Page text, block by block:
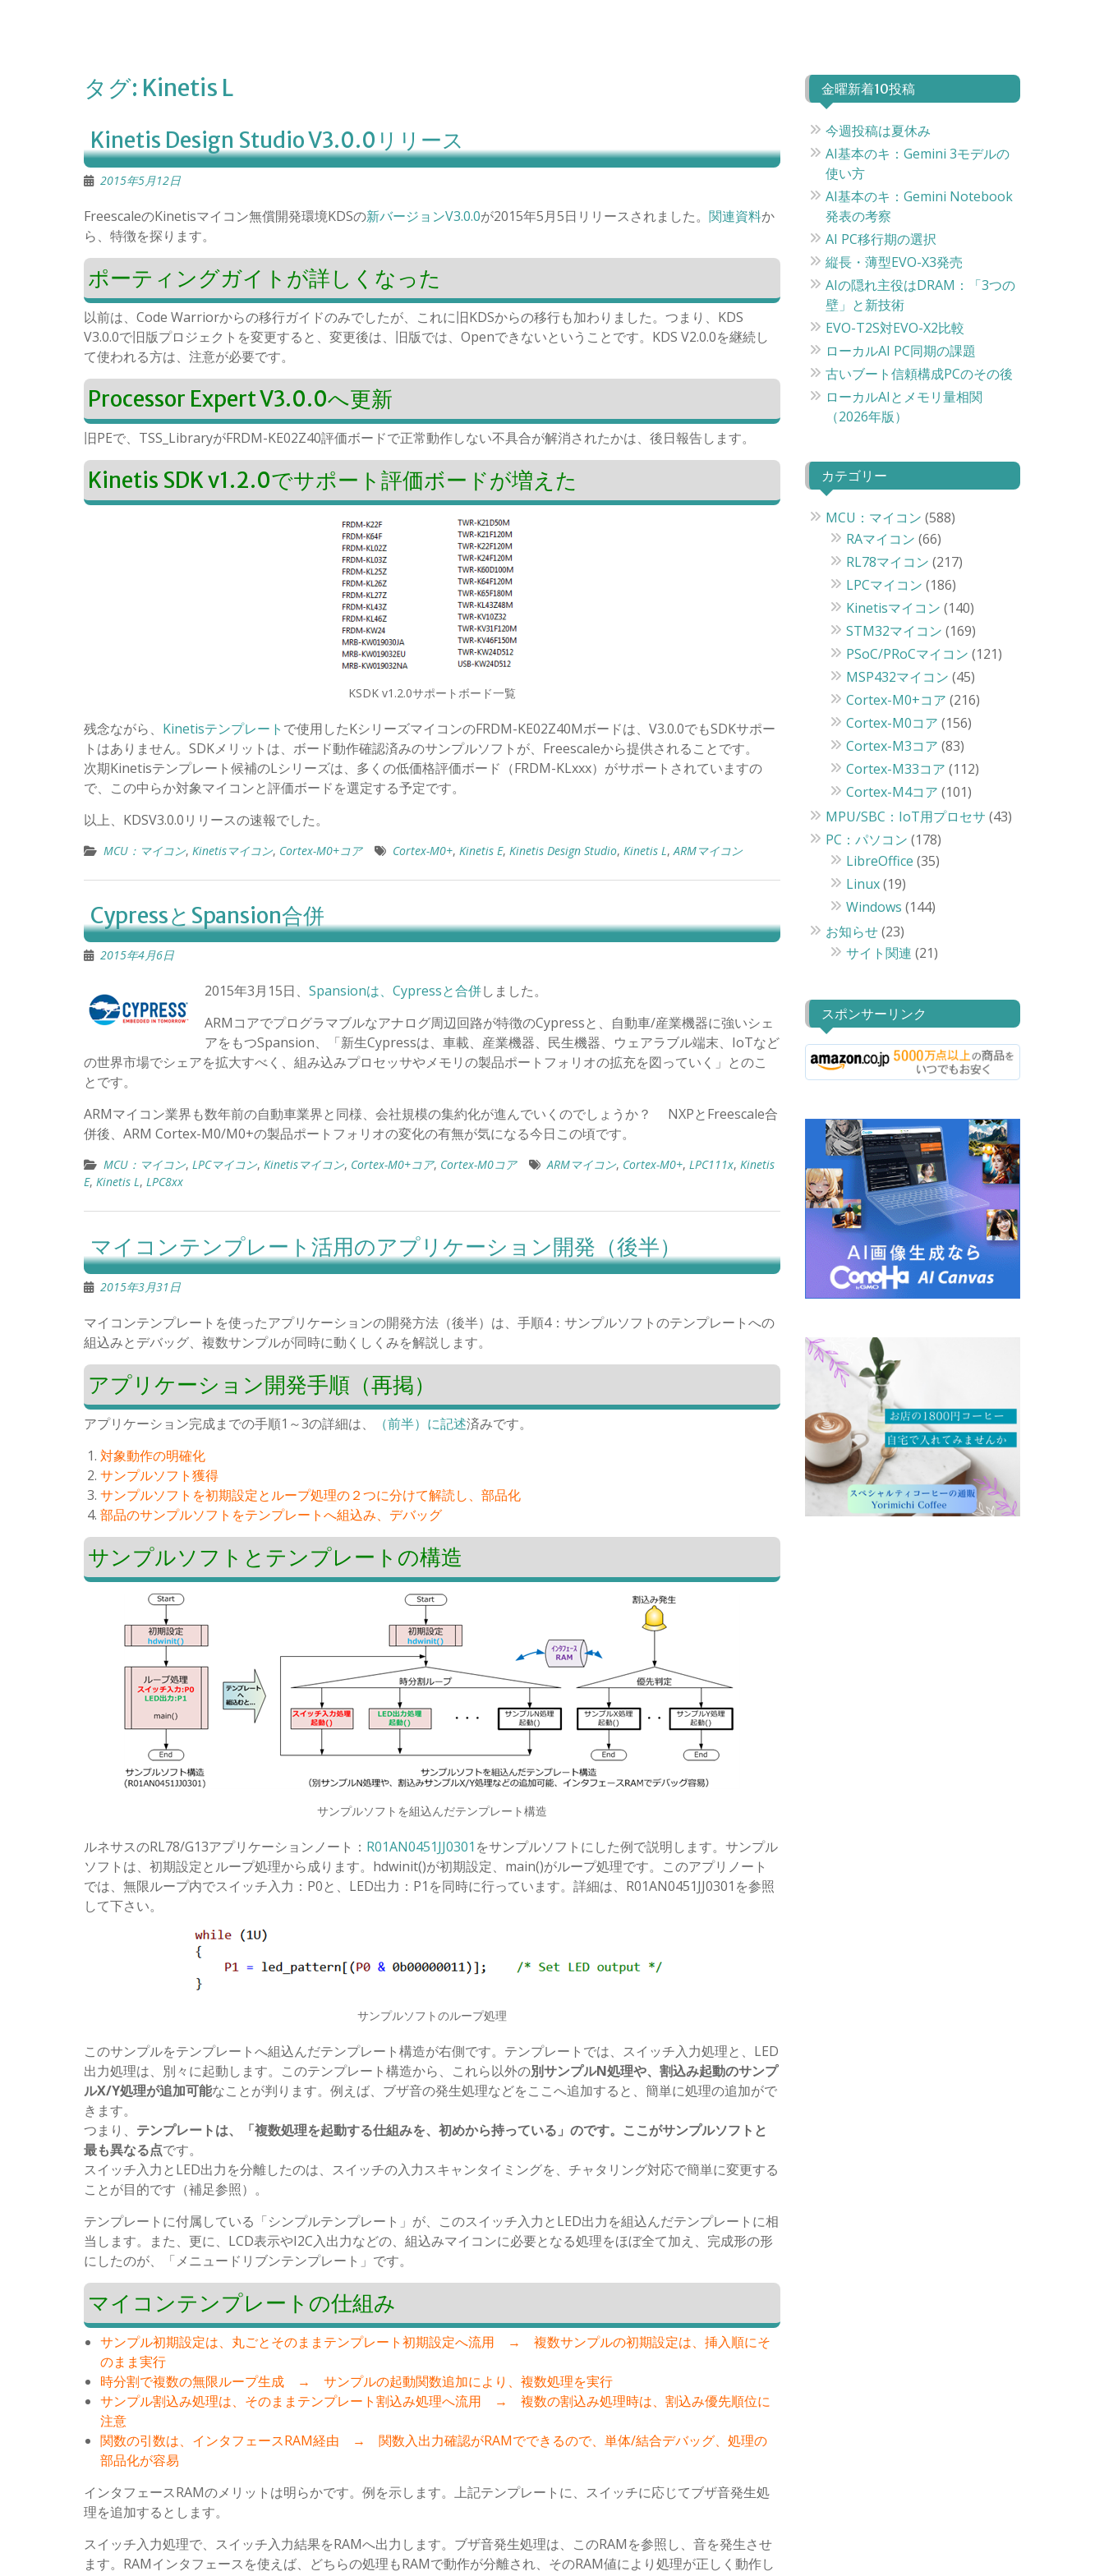
タグ: Kinetis L
Kinetis Design Studio V3.0.0リリース
2015年5月12日
FreescaleのKinetisマイコン無償開発環境KDSの新バージョンV3.0.0が2015年5月5日リリースされました。 関連資料か
ら、特徴を探ります。
ポーティングガイトが詳しくなった
以前は、Code Warriorからの移行ガイドのみでしたが、これに旧KDSからの移行も加わりました。つまり、KDS
V3.0.0で旧版プロジェクトを変更すると、変更後は、旧版では、Openできないということです。KDS V2.0.0を継続し
て使われる方は、注意が必要です。
Processor Expert V3.0.0へ更新
旧PEで、TSS_LibraryがFRDM-KE02Z40評価ボードで正常動作しない不具合が解消されたかは、後日報告します。
Kinetis SDK v1.2.0でサポート評価ボードが増えた
KSDK v1.2.0サポートボード一覧
残念ながら、 Kinetisテンプレート で使用したKシリーズマイコンのFRDM-KE02Z40Mボードは、V3.0.0でもSDKサポー
トはありません。SDKメリットは、ボード動作確認済みのサンプルソフトが、Freescaleから提供されることです。
次期Kinetisテンプレート候補のLシリーズは、多くの低価格評価ボード（FRDM-KLxxx）がサポートされていますの
で、この中らか対象マイコンと評価ボードを選定する予定です。
以上、KDSV3.0.0リリースの速報でした。
MCU：マイコン, Kinetisマイコン, Cortex-M0+コア Cortex-M0+, Kinetis E, Kinetis Design Studio, Kinetis L,ARMマイコン
CypressとSpansion合併
2015年4月6日
2015年3月15日、 Spansionは、Cypressと合併しました。
ARMコアでプログラマブルなアナログ周辺回路が特徴のCypressと、自動車/産業機器に強いシェ
アをもつSpansion、「新生Cypressは、車載、産業機器、民生機器、ウェアラブル端末、IoTなど
の世界市場でシェアを拡大すべく、組み込みプロセッサやメモリの製品ポートフォリオの拡充を図っていく」とのこ
とです。
ARMマイコン業界も数年前の自動車業界と同様、会社規模の集約化が進んでいくのでしょうか？ NXPとFreescale合
併後、ARM Cortex-M0/M0+の製品ポートフォリオの変化の有無が気になる今日この頃です。
MCU：マイコン, LPCマイコン, Kinetisマイコン, Cortex-M0+コア, Cortex-M0コア ARMマイコン, Cortex-M0+, LPC111x, Kinetis
E, Kinetis L, LPC8xx
マイコンテンプレート活用のアプリケーション開発（後半）
2015年3月31日
マイコンテンプレートを使ったアプリケーションの開発方法（後半）は、手順4：サンプルソフトのテンプレートへの
組込みとデバッグ、複数サンプルが同時に動くしくみを解説します。
アプリケーション開発手順（再掲）
アプリケーション完成までの手順1～3の詳細は、 （前半）に記述済みです。
対象動作の明確化
サンプルソフト獲得
サンプルソフトを初期設定とループ処理の２つに分けて解読し、部品化
部品のサンプルソフトをテンプレートへ組込み、デバッグ
サンプルソフトとテンプレートの構造
サンプルソフトを組込んだテンプレート構造
ルネサスのRL78/G13アプリケーションノート： R01AN0451JJ0301 をサンプルソフトにした例で説明します。サンプル
ソフトは、初期設定とループ処理から成ります。hdwinit()が初期設定、main()がループ処理です。このアプリノート
では、無限ループ内でスイッチ入力：P0と、LED出力：P1を同時に行っています。詳細は、R01AN0451JJ0301を参照
して下さい。
サンプルソフトのループ処理
このサンプルをテンプレートへ組込んだテンプレート構造が右側です。テンプレートでは、スイッチ入力処理と、LED
出力処理は、別々に起動します。このテンプレート構造から、これら以外の別サンプルN処理や、割込み起動のサンプ
ルX/Y処理が追加可能なことが判ります。例えば、ブザ音の発生処理などをここへ追加すると、簡単に処理の追加がで
きます。
つまり、 テンプレートは、「複数処理を起動する仕組みを、初めから持っている」のです。ここがサンプルソフトと
最も異なる点です。
スイッチ入力とLED出力を分離したのは、スイッチの入力スキャンタイミングを、チャタリング対応で簡単に変更する
ことが目的です（補足参照）。
テンプレートに付属している「シンプルテンプレート」が、このスイッチ入力とLED出力を組込んだテンプレートに相
当します。また、更に、LCD表示やI2C入出力などの、組込みマイコンに必要となる処理をほぼ全て加え、完成形の形
にしたのが、「メニュードリブンテンプレート」です。
マイコンテンプレートの仕組み
サンプル初期設定は、丸ごとそのままテンプレート初期設定へ流用 → 複数サンプルの初期設定は、挿入順にそ
のまま実行
時分割で複数の無限ループ生成 → サンプルの起動関数追加により、複数処理を実行
サンプル割込み処理は、そのままテンプレート割込み処理へ流用 → 複数の割込み処理時は、割込み優先順位に
注意
関数の引数は、インタフェースRAM経由 → 関数入出力確認がRAMでできるので、単体/結合デバッグ、処理の
部品化が容易
インタフェースRAMのメリットは明らかです。例を示します。上記テンプレートに、スイッチに応じてブザ音発生処
理を追加するとします。
スイッチ入力処理で、スイッチ入力結果をRAMへ出力します。ブザ音発生処理は、このRAMを参照し、音を発生させ
ます。RAMインタフェースを使えば、どちらの処理もRAMで動作が分離され、そのRAM値により処理が正しく動作し
金曜新着10投稿
今週投稿は夏休み
AI基本のキ：Gemini 3モデルの
使い方
AI基本のキ：Gemini Notebook
発表の考察
AI PC移行期の選択
縦長・薄型EVO-X3発売
AIの隠れ主役はDRAM：「3つの
壁」と新技術
EVO-T2S対EVO-X2比較
ローカルAI PC同期の課題
古いブート信頼構成PCのその後
ローカルAIとメモリ量相関
（2026年版）
カテゴリー
MCU：マイコン (588)
RAマイコン (66)
RL78マイコン (217)
LPCマイコン (186)
Kinetisマイコン (140)
STM32マイコン (169)
PSoC/PRoCマイコン (121)
MSP432マイコン (45)
Cortex-M0+コア (216)
Cortex-M0コア (156)
Cortex-M3コア (83)
Cortex-M33コア (112)
Cortex-M4コア (101)
MPU/SBC：IoT用プロセサ (43)
PC：パソコン (178)
LibreOffice (35)
Linux(19)
Windows (144)
お知らせ(23)
サイト関連 (21)
スポンサーリンク